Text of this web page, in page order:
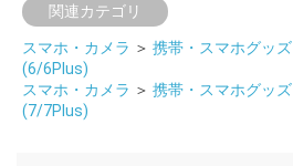
関連カテゴリ
スマホ・カメラ ＞ 携帯・スマホグッズ
(6/6Plus)
スマホ・カメラ ＞ 携帯・スマホグッズ
(7/7Plus)